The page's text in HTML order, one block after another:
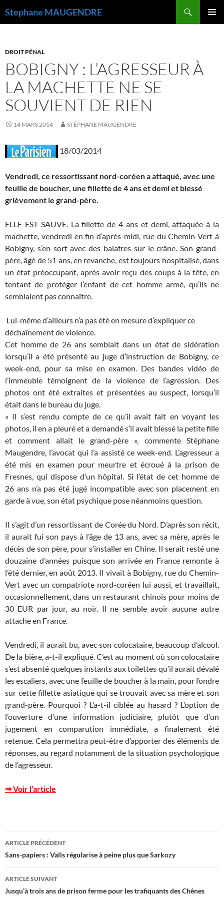
Stephane MAUGENDRE
DROIT PÉNAL
BOBIGNY : L’AGRESSEUR À
LA MACHETTE NE SE
SOUVIENT DE RIEN
14 MARS 2014 STÉPHANE MAUGENDRE
18/03/2014
Vendredi, ce ressortissant nord-coréen a attaqué, avec une
feuille de boucher, une fillette de 4 ans et demi et blessé
grièvement le grand-père.
ELLE EST SAUVE. La fillette de 4 ans et demi, attaquée à la
machette, vendredi en fin d’après-midi, rue du Chemin-Vert à
Bobigny, s’en sort avec des balafres sur le crâne. Son grand-
père, âgé de 51 ans, en revanche, est toujours hospitalisé, dans
un état préoccupant, après avoir reçu des coups à la tête, en
tentant de protéger l’enfant de cet homme armé, qu’ils ne
semblaient pas connaître.
Lui-même d’ailleurs n’a pas été en mesure d’expliquer ce
déchaînement de violence.
Cet homme de 26 ans semblait dans un état de sidération
lorsqu’il a été présenté au juge d’instruction de Bobigny, ce
week-end, pour sa mise en examen. Des bandes vidéo de
l’immeuble témoignent de la violence de l’agression. Des
photos ont été extraites et présentées au suspect, lorsqu’il
était dans le bureau du juge.
« Il s’est rendu compte de ce qu’il avait fait en voyant les
photos, il en a pleuré et a demandé s’il avait blessé la petite fille
et comment allait le grand-père », commente Stéphane
Maugendre, l’avocat qui l’a assisté ce week-end. L’agresseur a
été mis en examen pour meurtre et écroué à la prison de
Fresnes, qui dispose d’un hôpital. Si l’état de cet homme de
26 ans n’a pas été jugé incompatible avec son placement en
garde à vue, son état psychique pose néanmoins question.
Il s’agit d’un ressortissant de Corée du Nord. D’après son récit,
il aurait fui son pays à l’âge de 13 ans, avec sa mère, après le
décès de son père, pour s’installer en Chine. Il serait resté une
douzaine d’années puisque son arrivée en France remonte à
l’été dernier, en août 2013. Il vivait à Bobigny, rue du Chemin-
Vert avec un compatriote nord-coréen lui aussi, et travaillait,
occasionnellement, dans un restaurant chinois pour moins de
30 EUR par jour, au noir. Il ne semble avoir aucune autre
attache en France.
Vendredi, il aurait bu, avec son colocataire, beaucoup d’alcool.
De la bière, a-t-il expliqué. C’est au moment où son colocataire
s’est absenté quelques instants aux toilettes qu’il aurait dévalé
les escaliers, avec une feuille de boucher à la main, pour fondre
sur cette fillette asiatique qui se trouvait avec sa mère et son
grand-père. Pourquoi ? L’a-t-il ciblée au hasard ? L’option de
l’ouverture d’une information judiciaire, plutôt que d’un
jugement en comparution immédiate, a finalement été
retenue. Cela permettra peut-être d’apporter des éléments de
réponses, au regard notamment de la situation psychologique
de l’agresseur.
⇒ Voir l’article
Navigation
des
articles
ARTICLE PRÉCÉDENT
Sans-papiers : Valls régularise à peine plus que Sarkozy
ARTICLE SUIVANT
Jusqu’à trois ans de prison ferme pour les trafiquants des Chênes